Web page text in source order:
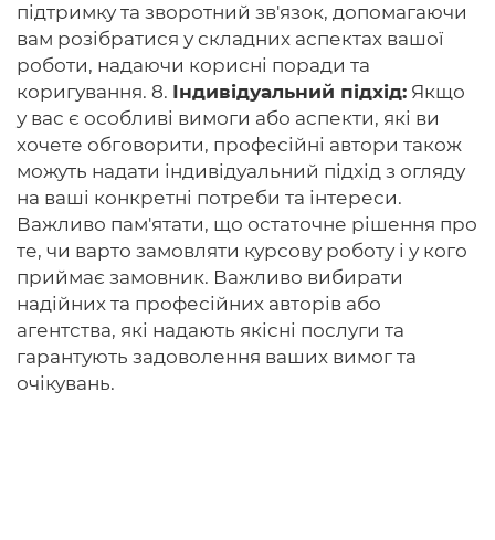
підтримку та зворотний зв'язок, допомагаючи
вам розібратися у складних аспектах вашої
роботи, надаючи корисні поради та
коригування. 8. Індивідуальний підхід: Якщо
у вас є особливі вимоги або аспекти, які ви
хочете обговорити, професійні автори також
можуть надати індивідуальний підхід з огляду
на ваші конкретні потреби та інтереси.
Важливо пам'ятати, що остаточне рішення про
те, чи варто замовляти курсову роботу і у кого
приймає замовник. Важливо вибирати
надійних та професійних авторів або
агентства, які надають якісні послуги та
гарантують задоволення ваших вимог та
очікувань.